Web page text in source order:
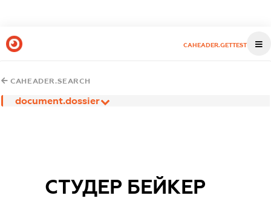
CAHEADER.GETTEST
CAHEADER.SEARCH
document.dossier
СТУДЕР БЕЙКЕР